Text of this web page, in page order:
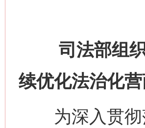
司法部组织
续优化法治化
为深入贯彻